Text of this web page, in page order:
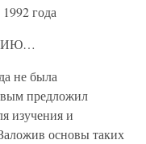
года
не была
предложил
изучения и
основы таких